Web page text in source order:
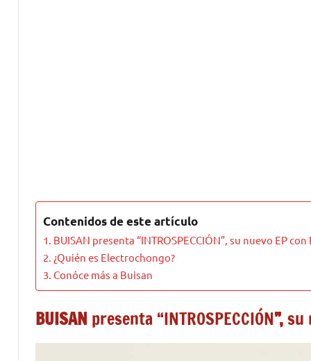
Contenidos de este artículo
BUISAN presenta “INTROSPECCIÓN”, su nuevo EP
¿Quién es Electrochongo?
Conóce más a Buisan
BUISAN presenta “INTROSPECCIÓN”,su